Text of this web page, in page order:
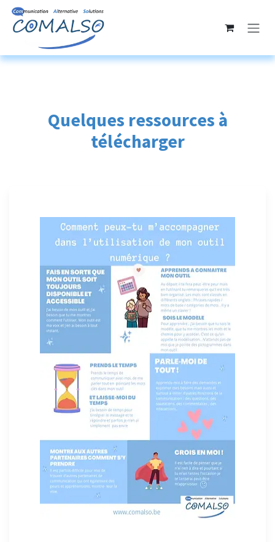
Se rendre au contenu
Quelques ressources à
télécharger